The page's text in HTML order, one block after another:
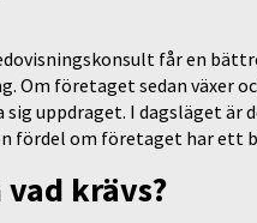
får en
företaget sedan växer
uppdraget. I dagsläget är
fördel om företaget har ett
krävs?